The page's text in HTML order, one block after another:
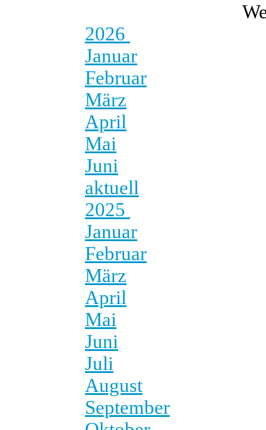
2026
Januar
Februar
März
April
Mai
Juni
aktuell
2025
Januar
Februar
März
April
Mai
Juni
Juli
August
September